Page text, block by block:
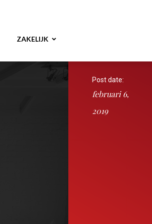
ZAKELIJK
Post date:
februari 6,
2019